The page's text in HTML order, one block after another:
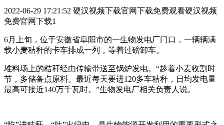
2022-06-29 17:21:52 硬汉视频下载官网下载免费观看硬汉视频
免费官网下载1
6月上旬，位于安徽省阜阳市的一生物发电厂门口，一辆辆满
载小麦秸秆的卡车排成一列，等着过磅卸车。
堆料场上的秸秆经由传输带送至锅炉发电。“趁着小麦收割时
节，多储备点原料。最近每天要进120多车秸秆，日均发电量
最高可接近140万千瓦时。”生物发电厂相关负责人说。